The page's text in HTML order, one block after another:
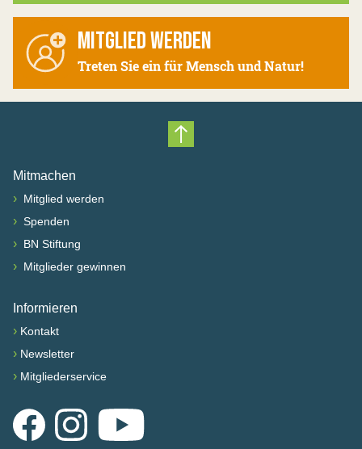
MITGLIED WERDEN
Treten Sie ein für Mensch und Natur!
Nach oben scrollen
Mitmachen
› Mitglied werden
› Spenden
› BN Stiftung
› Mitglieder gewinnen
Informieren
› Kontakt
› Newsletter
› Mitgliederservice
FacebookInstagramYouTube